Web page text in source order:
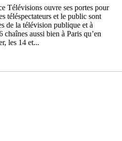
Télévisions ouvre ses portes pour
téléspectateurs et le public sont
de la télévision publique et à
chaînes aussi bien à Paris qu’en
les 14 et...